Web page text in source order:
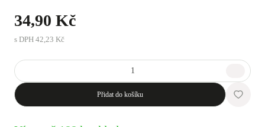
34,90 Kč
s DPH 42,23 Kč
Přidat do košíku